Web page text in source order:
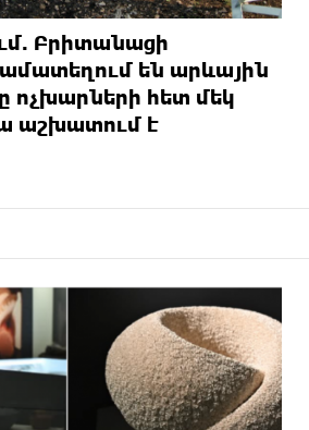
Բրիտանացի
են արևային
ոչխարների հետ մեկ
աշխատում է